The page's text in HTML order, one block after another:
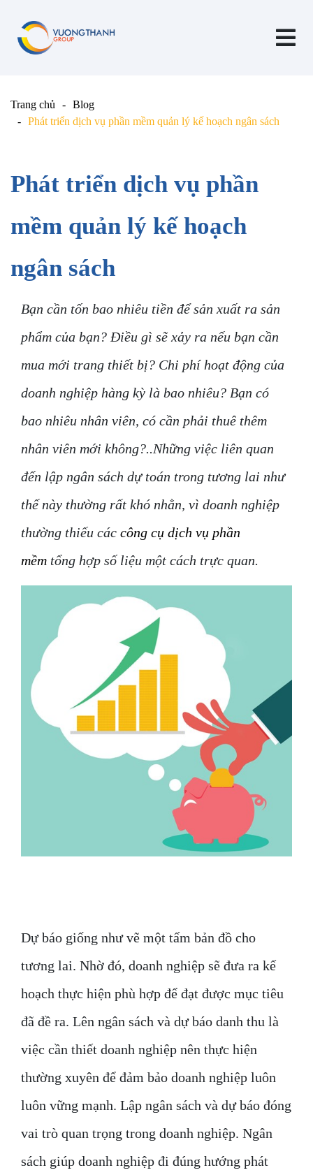
Trang chủ
Blog
Phát triển dịch vụ phần mềm quản lý kế hoạch ngân sách
Phát triển dịch vụ phần
mềm quản lý kế hoạch
ngân sách
Bạn cần tốn bao nhiêu tiền để sản xuất ra sản
phẩm của bạn? Điều gì sẽ xảy ra nếu bạn cần
mua mới trang thiết bị? Chi phí hoạt động của
doanh nghiệp hàng kỳ là bao nhiêu? Bạn có
bao nhiêu nhân viên, có cần phải thuê thêm
nhân viên mới không?..Những việc liên quan
đến lập ngân sách dự toán trong tương lai như
thế này thường rất khó nhằn, vì doanh nghiệp
thường thiếu các công cụ dịch vụ phần
mềm tổng hợp số liệu một cách trực quan.
Dự báo giống như vẽ một tấm bản đồ cho
tương lai. Nhờ đó, doanh nghiệp sẽ đưa ra kế
hoạch thực hiện phù hợp để đạt được mục tiêu
đã đề ra. Lên ngân sách và dự báo danh thu là
việc cần thiết doanh nghiệp nên thực hiện
thường xuyên để đảm bảo doanh nghiệp luôn
luôn vững mạnh. Lập ngân sách và dự báo đóng
vai trò quan trọng trong doanh nghiệp. Ngân
sách giúp doanh nghiệp đi đúng hướng phát